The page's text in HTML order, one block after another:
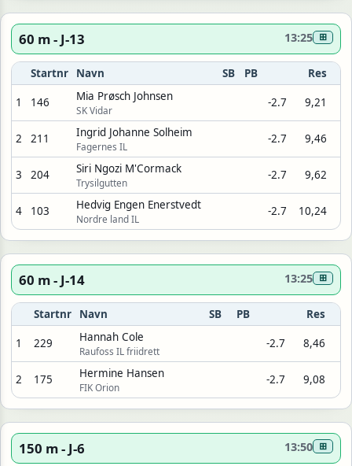
60 m - J-13 13:25 ⊞
Startnr Navn SB PB Res
1 146 Mia Prøsch Johnsen
SK Vidar
-2.7 9,21
2 211 Ingrid Johanne Solheim
Fagernes IL
-2.7 9,46
3 204 Siri Ngozi M'Cormack
Trysilgutten
-2.7 9,62
4 103 Hedvig Engen Enerstvedt
Nordre land IL
-2.7 10,24
60 m - J-14 13:25 ⊞
Startnr Navn SB PB Res
1 229 Hannah Cole
Raufoss IL friidrett
-2.7 8,46
2 175 Hermine Hansen
FIK Orion
-2.7 9,08
150 m - J-6 13:50 ⊞